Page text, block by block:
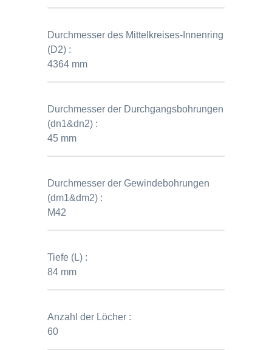
Durchmesser des Mittelkreises-Innenring
(D2) :
4364 mm
Durchmesser der Durchgangsbohrungen
(dn1&dn2) :
45 mm
Durchmesser der Gewindebohrungen
(dm1&dm2) :
M42
Tiefe (L) :
84 mm
Anzahl der Löcher :
60